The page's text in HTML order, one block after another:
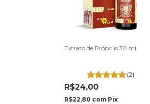
Extrato de Própolis 30 ml
(2)
R$24,00
R$22,80 com Pix